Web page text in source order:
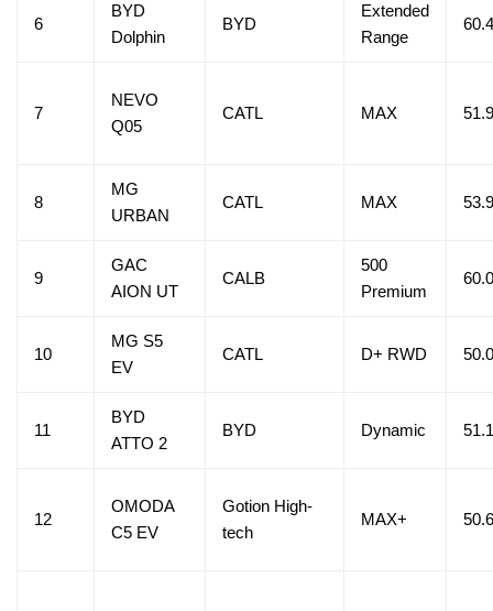
6
BYD
Dolphin
BYD
Extended
Range
7
NEVO
Q05
CATL MAX 51.9
8
MG
URBAN
CATL MAX 53.9
9
GAC
AION UT
CALB
500
Premium
60.0
10
MG S5
EV
CATL D+ RWD 50.0
11
BYD
ATTO 2
BYD Dynamic
12
OMODA
C5 EV
Gotion High-
tech
MAX+ 50.6